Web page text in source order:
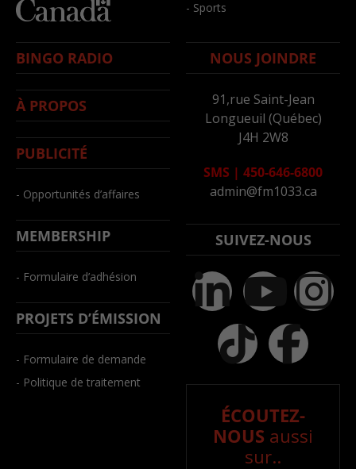
- Sports
BINGO RADIO
À PROPOS
PUBLICITÉ
- Opportunités d’affaires
MEMBERSHIP
- Formulaire d’adhésion
PROJETS D’ÉMISSION
- Formulaire de demande
- Politique de traitement
NOUS JOINDRE
91,rue Saint-Jean
Longueuil (Québec)
J4H 2W8
SMS | 450-646-6800
admin@fm1033.ca
SUIVEZ-NOUS
ÉCOUTEZ-
NOUS aussi
sur..